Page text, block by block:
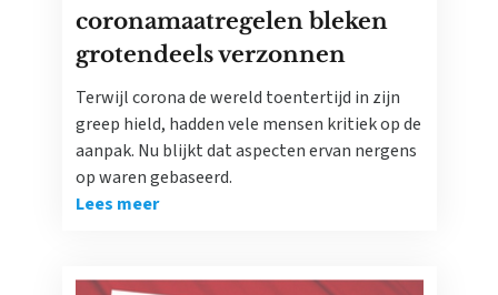
coronamaatregelen bleken
grotendeels verzonnen
Terwijl corona de wereld toentertijd in zijn
greep hield, hadden vele mensen kritiek op de
aanpak. Nu blijkt dat aspecten ervan nergens
op waren gebaseerd.
Lees meer